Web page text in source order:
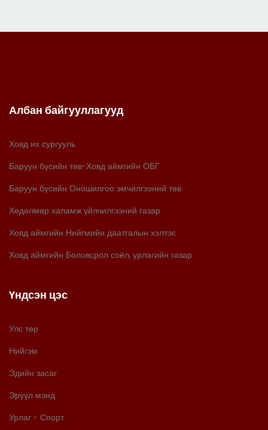
Албан байгууллагууд
Ховд их сургууль
Баруун бүсийн төв-Ховд аймгийн ОБГ
Баруун бүсийн Оношилгоо эмчилгээний төв
Хөдөлмөр халамж үйлчилгээний газар
Ховд аймгийн Нийгмийн даатгалын хэлтэс
Ховд аймгийн Боловсрол соёл, урлагийн газар
Үндсэн цэс
Улс төр
Нийгэм
Эдийн засаг
Эрүүл мэнд
Урлаг - Спорт